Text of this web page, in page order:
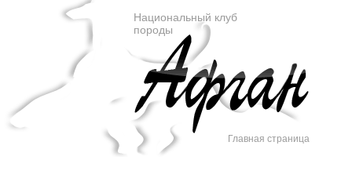
Национальный клуб
породы
Главная страница